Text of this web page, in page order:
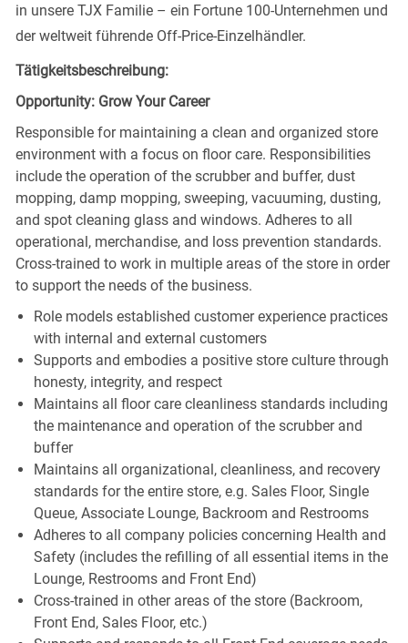
in unsere TJX Familie – ein Fortune 100-Unternehmen und
der weltweit führende Off-Price-Einzelhändler.
Tätigkeitsbeschreibung:
Opportunity: Grow Your Career
Responsible for maintaining a clean and organized store
environment with a focus on floor care. Responsibilities
include the operation of the scrubber and buffer, dust
mopping, damp mopping, sweeping, vacuuming, dusting,
and spot cleaning glass and windows. Adheres to all
operational, merchandise, and loss prevention standards.
Cross-trained to work in multiple areas of the store in order
to support the needs of the business.
Role models established customer experience practices
with internal and external customers
Supports and embodies a positive store culture through
honesty, integrity, and respect
Maintains all floor care cleanliness standards including
the maintenance and operation of the scrubber and
buffer
Maintains all organizational, cleanliness, and recovery
standards for the entire store, e.g. Sales Floor, Single
Queue, Associate Lounge, Backroom and Restrooms
Adheres to all company policies concerning Health and
Safety (includes the refilling of all essential items in the
Lounge, Restrooms and Front End)
Cross-trained in other areas of the store (Backroom,
Front End, Sales Floor, etc.)